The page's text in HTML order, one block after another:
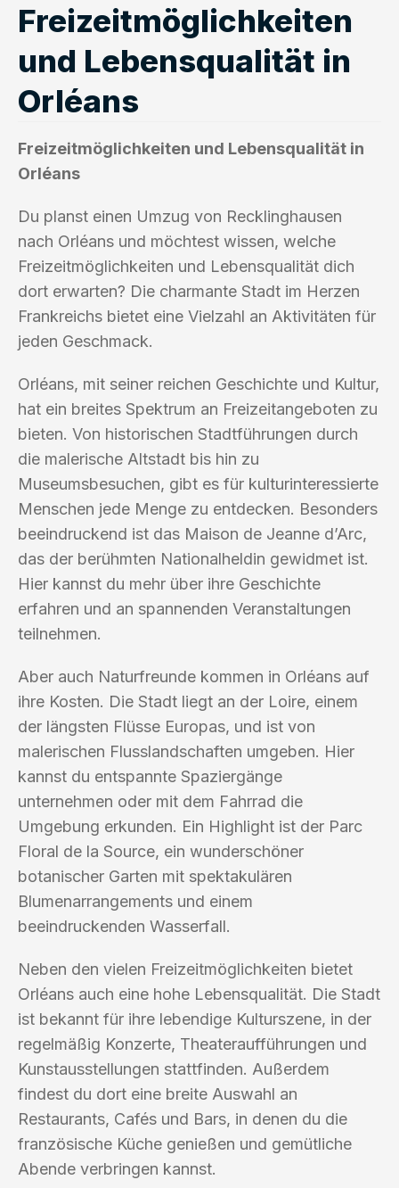
Freizeitmöglichkeiten
und Lebensqualität in
Orléans
Freizeitmöglichkeiten und Lebensqualität in
Orléans
Du planst einen Umzug von Recklinghausen
nach Orléans und möchtest wissen, welche
Freizeitmöglichkeiten und Lebensqualität dich
dort erwarten? Die charmante Stadt im Herzen
Frankreichs bietet eine Vielzahl an Aktivitäten für
jeden Geschmack.
Orléans, mit seiner reichen Geschichte und Kultur,
hat ein breites Spektrum an Freizeitangeboten zu
bieten. Von historischen Stadtführungen durch
die malerische Altstadt bis hin zu
Museumsbesuchen, gibt es für kulturinteressierte
Menschen jede Menge zu entdecken. Besonders
beeindruckend ist das Maison de Jeanne d’Arc,
das der berühmten Nationalheldin gewidmet ist.
Hier kannst du mehr über ihre Geschichte
erfahren und an spannenden Veranstaltungen
teilnehmen.
Aber auch Naturfreunde kommen in Orléans auf
ihre Kosten. Die Stadt liegt an der Loire, einem
der längsten Flüsse Europas, und ist von
malerischen Flusslandschaften umgeben. Hier
kannst du entspannte Spaziergänge
unternehmen oder mit dem Fahrrad die
Umgebung erkunden. Ein Highlight ist der Parc
Floral de la Source, ein wunderschöner
botanischer Garten mit spektakulären
Blumenarrangements und einem
beeindruckenden Wasserfall.
Neben den vielen Freizeitmöglichkeiten bietet
Orléans auch eine hohe Lebensqualität. Die Stadt
ist bekannt für ihre lebendige Kulturszene, in der
regelmäßig Konzerte, Theateraufführungen und
Kunstausstellungen stattfinden. Außerdem
findest du dort eine breite Auswahl an
Restaurants, Cafés und Bars, in denen du die
französische Küche genießen und gemütliche
Abende verbringen kannst.